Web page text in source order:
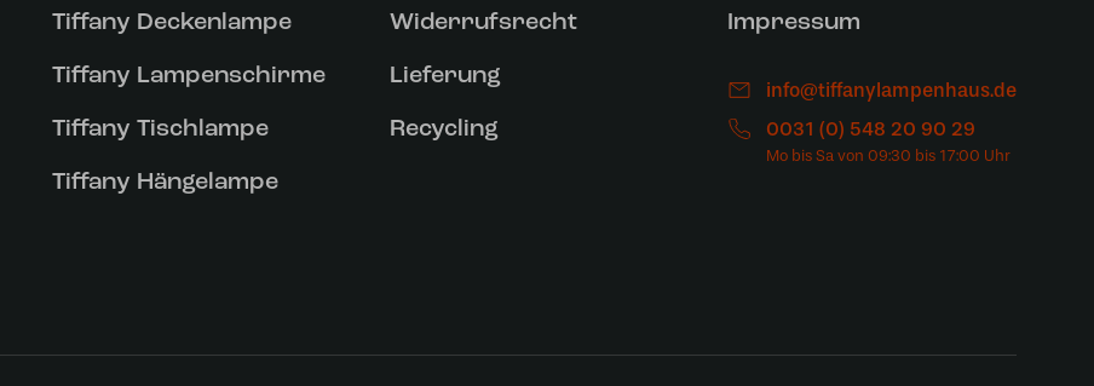
Tiffany Deckenlampe
Tiffany Lampenschirme
Tiffany Tischlampe
Tiffany Hängelampe
Widerrufsrecht
Lieferung
Recycling
Impressum
info@tiffanylampenhaus.de
0031 (0) 548 20 90 29